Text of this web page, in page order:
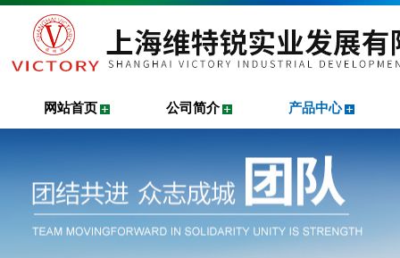
网站首页 公司简介 产品中心